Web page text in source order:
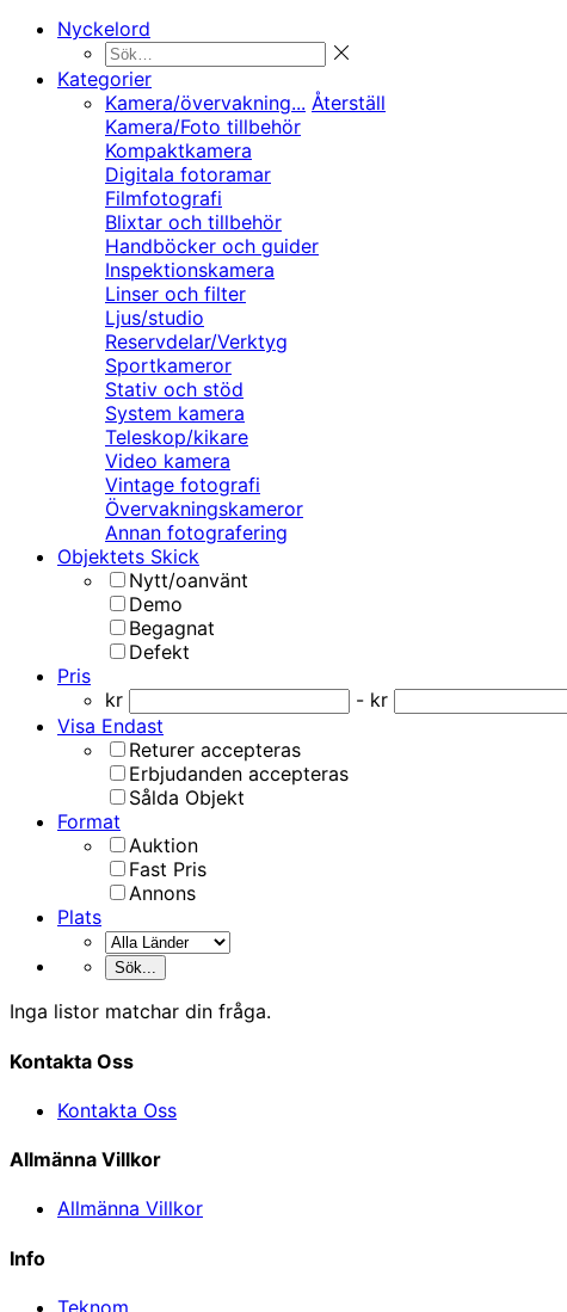
Nyckelord
Kategorier
Kamera/övervakning... Återställ
Kamera/Foto tillbehör
Kompaktkamera
Digitala fotoramar
Filmfotografi
Blixtar och tillbehör
Handböcker och guider
Inspektionskamera
Linser och filter
Ljus/studio
Reservdelar/Verktyg
Sportkameror
Stativ och stöd
System kamera
Teleskop/kikare
Video kamera
Vintage fotografi
Övervakningskameror
Annan fotografering
Objektets Skick
Nytt/oanvänt
Demo
Begagnat
Defekt
Pris
kr
- kr
Visa Endast
Returer accepteras
Erbjudanden accepteras
Sålda Objekt
Format
Auktion
Fast Pris
Annons
Plats
Inga listor matchar din fråga.
Kontakta Oss
Kontakta Oss
Allmänna Villkor
Allmänna Villkor
Info
Teknom